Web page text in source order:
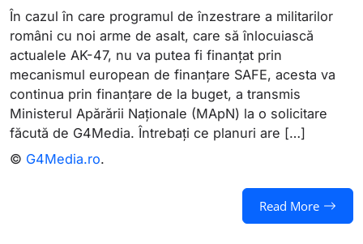
În cazul în care programul de înzestrare a militarilor
români cu noi arme de asalt, care să înlocuiască
actualele AK-47, nu va putea fi finanțat prin
mecanismul european de finanțare SAFE, acesta va
continua prin finanțare de la buget, a transmis
Ministerul Apărării Naționale (MApN) la o solicitare
făcută de G4Media. Întrebați ce planuri are […]
© G4Media.ro.
Read More